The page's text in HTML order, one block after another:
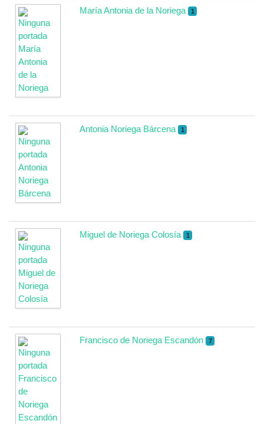
María Antonia de la Noriega 1
Antonia Noriega Bárcena 1
Miguel de Noriega Colosía 1
Francisco de Noriega Escandón 7